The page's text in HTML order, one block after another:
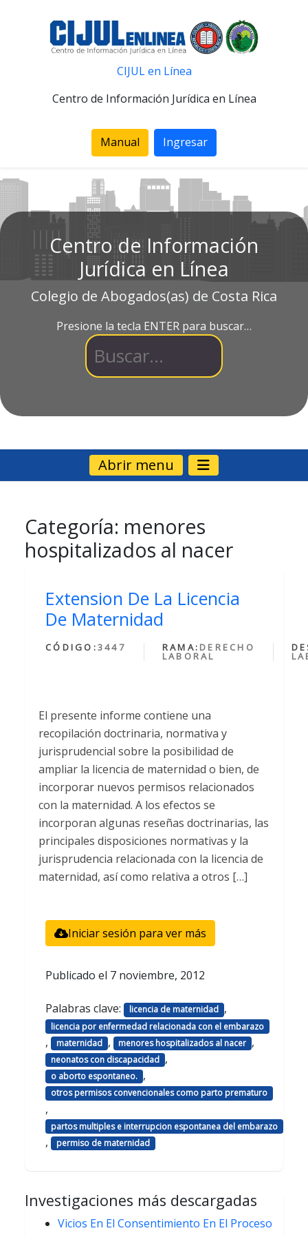
CIJUL en Línea
Centro de Información Jurídica en Línea
Manual Ingresar
Centro de Información
Jurídica en Línea
Colegio de Abogados(as) de Costa Rica
Presione la tecla ENTER para buscar…
Abrir menu
Categoría: menores
hospitalizados al nacer
Extension De La Licencia
De Maternidad
CÓDIGO:3447 RAMA: DERECHO
LABORAL
El presente informe contiene una
recopilación doctrinaria, normativa y
jurisprudencial sobre la posibilidad de
ampliar la licencia de maternidad o bien, de
incorporar nuevos permisos relacionados
con la maternidad. A los efectos se
incorporan algunas reseñas doctrinarias, las
principales disposiciones normativas y la
jurisprudencia relacionada con la licencia de
maternidad, así como relativa a otros […]
Iniciar sesión para ver más
Publicado el 7 noviembre, 2012
Palabras clave: licencia de maternidad ,
licencia por enfermedad relacionada con el embarazo
, maternidad , menores hospitalizados al nacer ,
neonatos con discapacidad ,
o aborto espontaneo. ,
otros permisos convencionales como parto prematuro
,
partos multiples e interrupcion espontanea del embarazo
, permiso de maternidad
Investigaciones más descargadas
Vicios En El Consentimiento En El Proceso